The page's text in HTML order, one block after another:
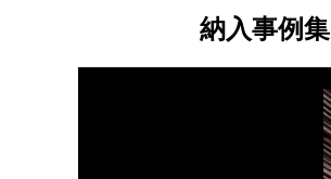
納入事例集